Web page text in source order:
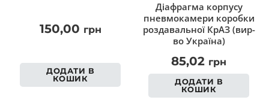
150,00 грн
ДОДАТИ В
КОШИК
Діафрагма корпусу
пневмокамери коробки
роздавальної КрАЗ (вир-
во Україна)
85,02 грн
ДОДАТИ В
КОШИК